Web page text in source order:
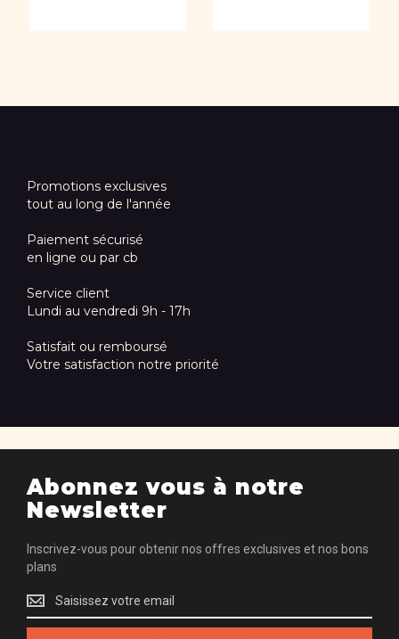
Promotions exclusives
tout au long de l'année
Paiement sécurisé
en ligne ou par cb
Service client
Lundi au vendredi 9h - 17h
Satisfait ou remboursé
Votre satisfaction notre priorité
Abonnez vous à notre
Newsletter
Inscrivez-vous pour obtenir nos offres exclusives et nos bons
plans
Inscrivez-
vous
pour